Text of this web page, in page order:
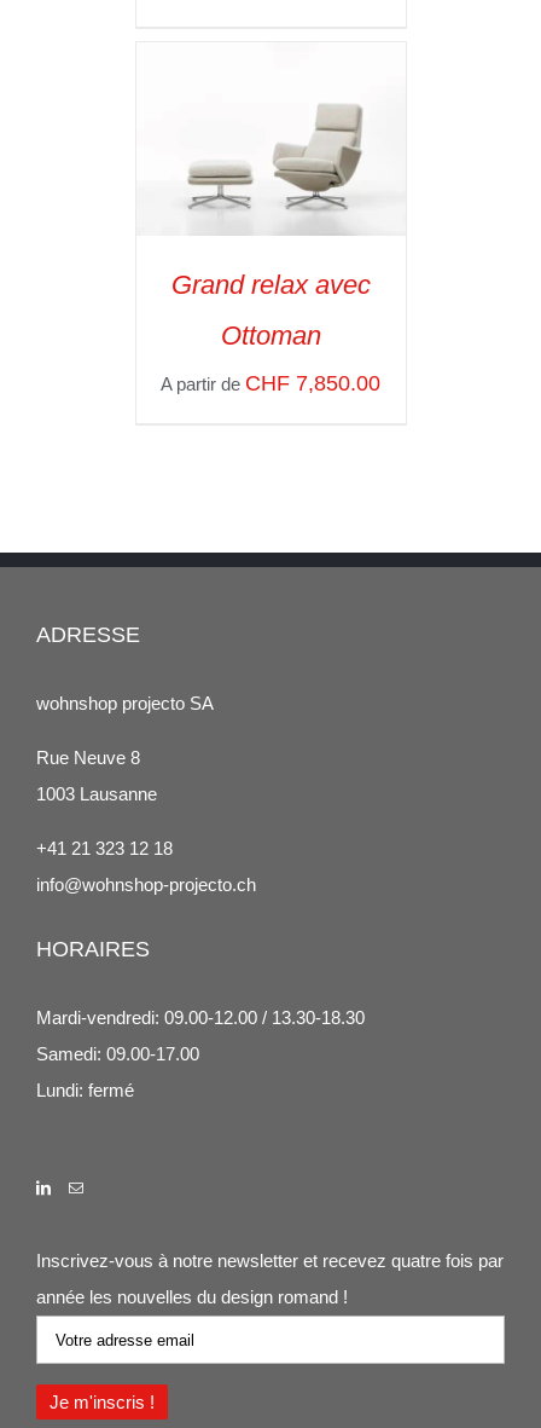
VOIR LES
Grand relax avec
Ottoman
A partir de CHF 7,850.00
ADRESSE
wohnshop projecto SA
Rue Neuve 8
1003 Lausanne
+41 21 323 12 18
info@wohnshop-projecto.ch
HORAIRES
Mardi-vendredi: 09.00-12.00 / 13.30-18.30
Samedi: 09.00-17.00
Lundi: fermé
Inscrivez-vous à notre newsletter et recevez quatre fois par
année les nouvelles du design romand !